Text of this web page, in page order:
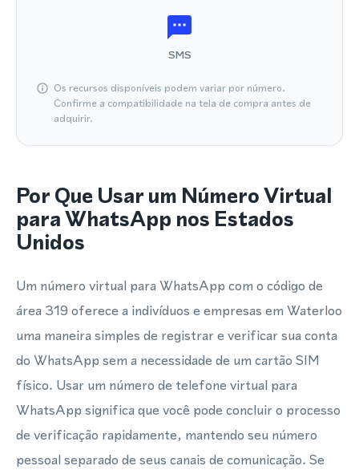
SMS
Os recursos disponíveis podem variar por número.
Confirme a compatibilidade na tela de compra antes de
adquirir.
Por Que Usar um Número Virtual
para WhatsApp nos Estados
Unidos
Um número virtual para WhatsApp com o código de
área 319 oferece a indivíduos e empresas em Waterloo
uma maneira simples de registrar e verificar sua conta
do WhatsApp sem a necessidade de um cartão SIM
físico. Usar um número de telefone virtual para
WhatsApp significa que você pode concluir o processo
de verificação rapidamente, mantendo seu número
pessoal separado de seus canais de comunicação. Se